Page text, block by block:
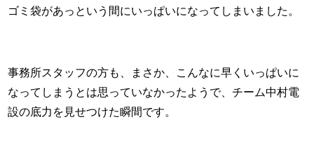
ゴミ袋があっという間にいっぱいになってしまいました。
事務所スタッフの方も、まさか、こんなに早くいっぱいに
なってしまうとは思っていなかったようで、チーム中村電
設の底力を見せつけた瞬間です。